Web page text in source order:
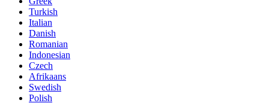
Turkish
Italian
Danish
Romanian
Indonesian
Czech
Afrikaans
Swedish
Polish